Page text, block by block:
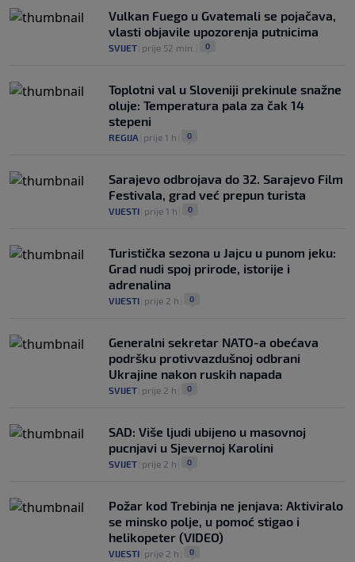
Vulkan Fuego u Gvatemali se pojačava,
vlasti objavile upozorenja putnicima
SVIJET prije 52 min. 0
Toplotni val u Sloveniji prekinule snažne
oluje: Temperatura pala za čak 14
stepeni
REGIJA prije 1 h 0
Sarajevo odbrojava do 32. Sarajevo Film
Festivala, grad već prepun turista
VIJESTI prije 1 h 0
Turistička sezona u Jajcu u punom jeku:
Grad nudi spoj prirode, istorije i
adrenalina
VIJESTI prije 2 h 0
Generalni sekretar NATO-a obećava
podršku protivvazdušnoj odbrani
Ukrajine nakon ruskih napada
SVIJET prije 2 h 0
SAD: Više ljudi ubijeno u masovnoj
pucnjavi u Sjevernoj Karolini
SVIJET prije 2 h 0
Požar kod Trebinja ne jenjava: Aktiviralo
se minsko polje, u pomoć stigao i
helikopeter (VIDEO)
VIJESTI prije 2 h 0